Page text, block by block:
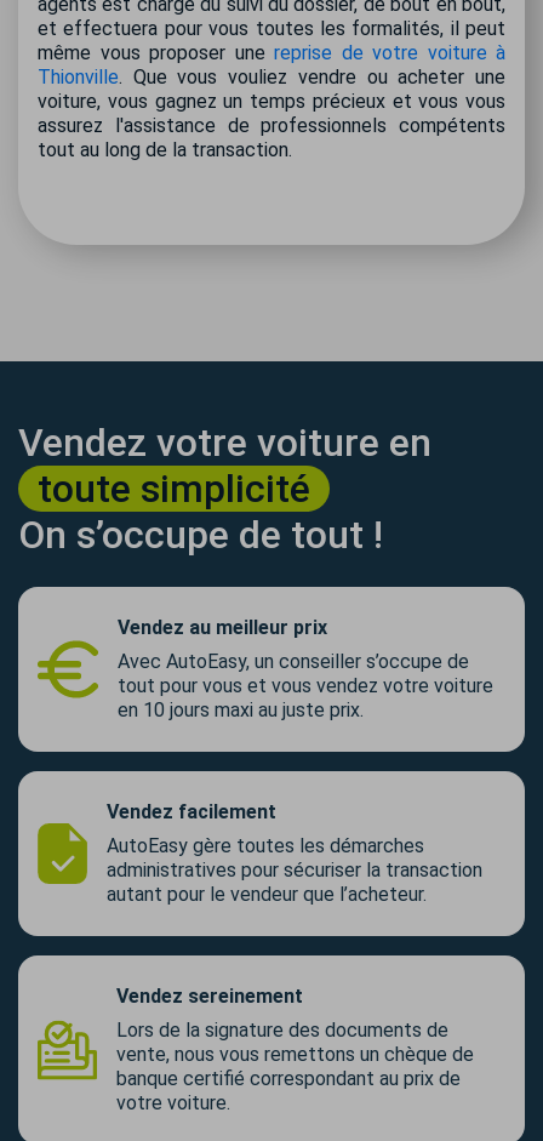
et effectuera pour vous toutes les formalités, il peut
même vous proposer une reprise de votre voiture à
Thionville. Que vous vouliez vendre ou acheter une
voiture, vous gagnez un temps précieux et vous vous
assurez l'assistance de professionnels compétents
tout au long de la transaction.
Vendez votre voiture en
toute simplicité
On s’occupe de tout !
Vendez au meilleur prix
Avec AutoEasy, un conseiller s’occupe de
tout pour vous et vous vendez votre voiture
en 10 jours maxi au juste prix.
Vendez facilement
AutoEasy gère toutes les démarches
administratives pour sécuriser la transaction
autant pour le vendeur que l’acheteur.
Vendez sereinement
Lors de la signature des documents de
vente, nous vous remettons un chèque de
banque certifié correspondant au prix de
votre voiture.